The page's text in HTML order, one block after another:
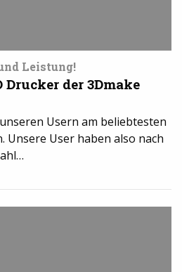
Leistung!
Drucker der 3Dmake
Usern am beliebtesten
Unsere User haben also nach